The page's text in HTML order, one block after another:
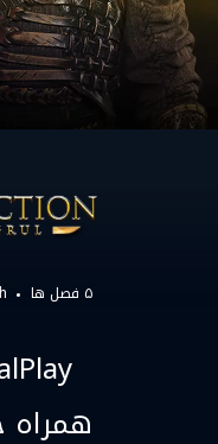
۵ فصل ها
همراه